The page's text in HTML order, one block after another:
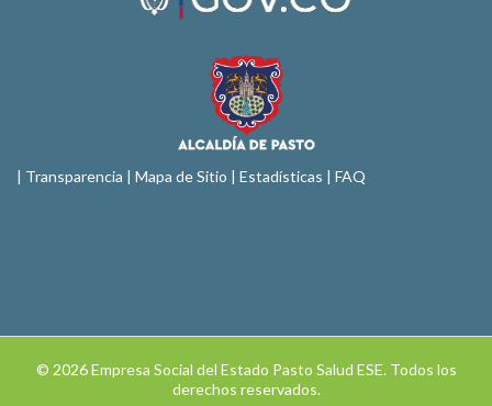
| Transparencia | Mapa de Sitio | Estadísticas | FAQ
© 2026 Empresa Social del Estado Pasto Salud ESE. Todos los
derechos reservados.